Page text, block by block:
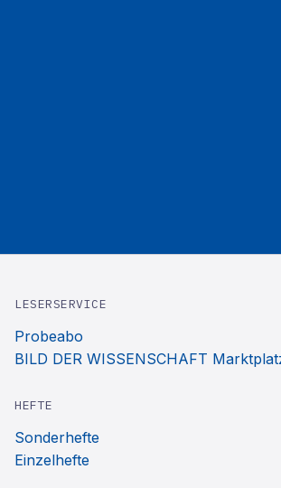
LESERSERVICE
Probeabo
BILD DER WISSENSCHAFT
HEFTE
Sonderhefte
Einzelhefte